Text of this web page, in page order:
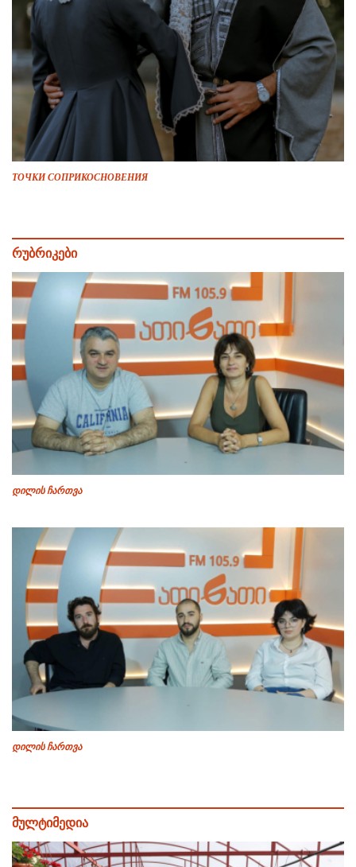
ТОЧКИ СОПРИКОСНОВЕНИЯ
რუბრიკები
დილის ჩართვა
დილის ჩართვა
მულტიმედია